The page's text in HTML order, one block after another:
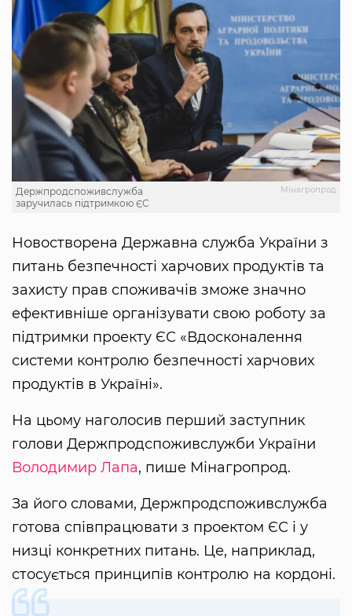
Мінагропрод
Держпродспоживслужба
заручилась підтримкою ЄС
Новостворена Державна служба України з
питань безпечності харчових продуктів та
захисту прав споживачів зможе значно
ефективніше організувати свою роботу за
підтримки проекту ЄС «Вдосконалення
системи контролю безпечності харчових
продуктів в Україні».
На цьому наголосив перший заступник
голови Держпродспоживслужби України
Володимир Лапа, пише Мінагропрод.
За його словами, Держпродспоживслужба
готова співпрацювати з проектом ЄС і у
низці конкретних питань. Це, наприклад,
стосується принципів контролю на кордоні.